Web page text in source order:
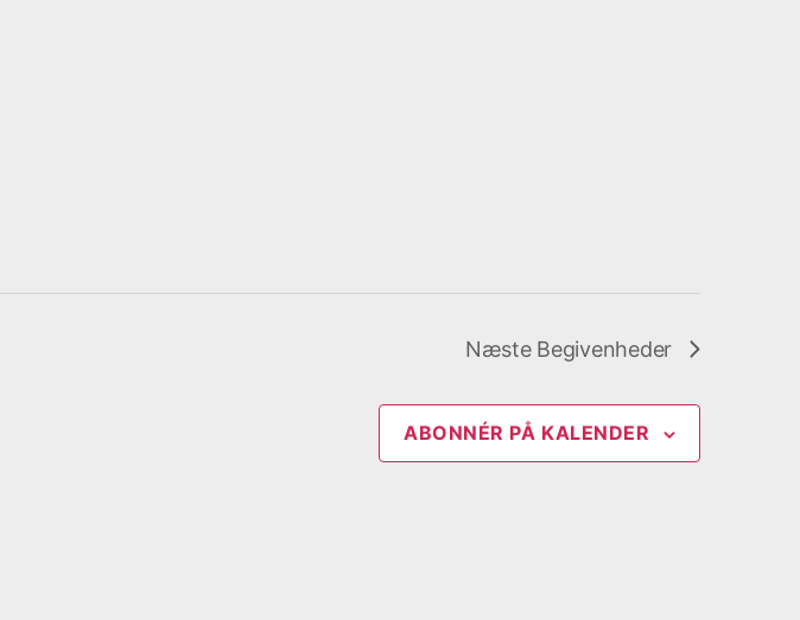
Næste Begivenheder
ABONNÉR PÅ KALENDER